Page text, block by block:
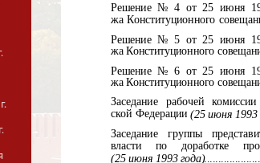
Решение № 4 от 25 июня
жа Конституционного
Решение № 5 от 25 июня
жа Конституционного
Решение № 6 от 25 июня
жа Конституционного
Заседание рабочей
ской Федерации (25 июня 1993
Заседание
группы
власти
по доработке
(25 июня 1993 года)